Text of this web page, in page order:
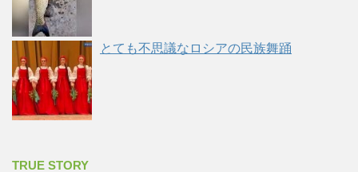
とても不思議なロシアの民族舞踊
TRUE STORY